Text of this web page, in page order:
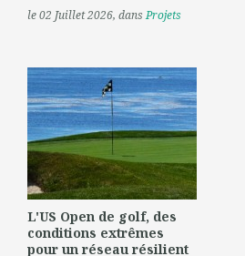
le 02 Juillet 2026, dansProjets
L'US Open de golf, des
conditions extrêmes
pour un réseau résilient